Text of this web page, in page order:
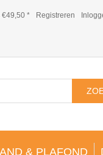
€49,50 * Registreren
& PLAFOND